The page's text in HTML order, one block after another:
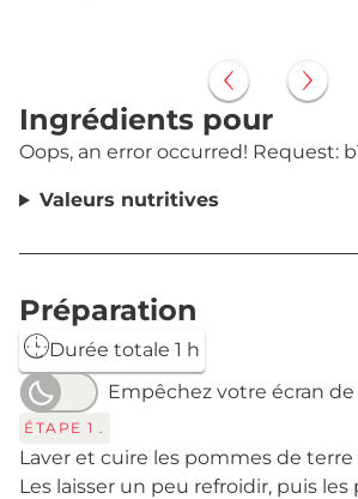
Ingrédients pour
Oops, an error occurred! Request:
Valeurs nutritives
Préparation
Durée totale 1 h
Empêchez votre écran
ÉTAPE 1 .
Laver et cuire les pommes de terre
Les laisser un peu refroidir, puis les